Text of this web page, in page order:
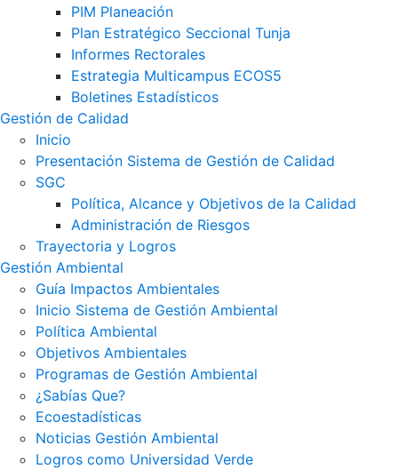
PIM Planeación
Plan Estratégico Seccional Tunja
Informes Rectorales
Estrategia Multicampus ECOS5
Boletines Estadísticos
Gestión de Calidad
Inicio
Presentación Sistema de Gestión de Calidad
SGC
Política, Alcance y Objetivos de la Calidad
Administración de Riesgos
Trayectoria y Logros
Gestión Ambiental
Guía Impactos Ambientales
Inicio Sistema de Gestión Ambiental
Política Ambiental
Objetivos Ambientales
Programas de Gestión Ambiental
¿Sabías Que?
Ecoestadísticas
Noticias Gestión Ambiental
Logros como Universidad Verde